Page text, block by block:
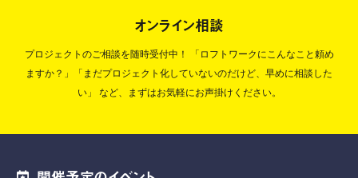
オンライン相談
プロジェクトのご相談を随時受付中！
「ロフトワークにこんなこと頼め
ますか？」「まだプロジェクト化していないのだけど、早めに相談した
い」
など、まずはお気軽にお声掛けください。